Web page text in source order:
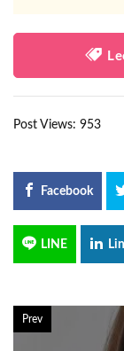
Post Views: 953
Prev